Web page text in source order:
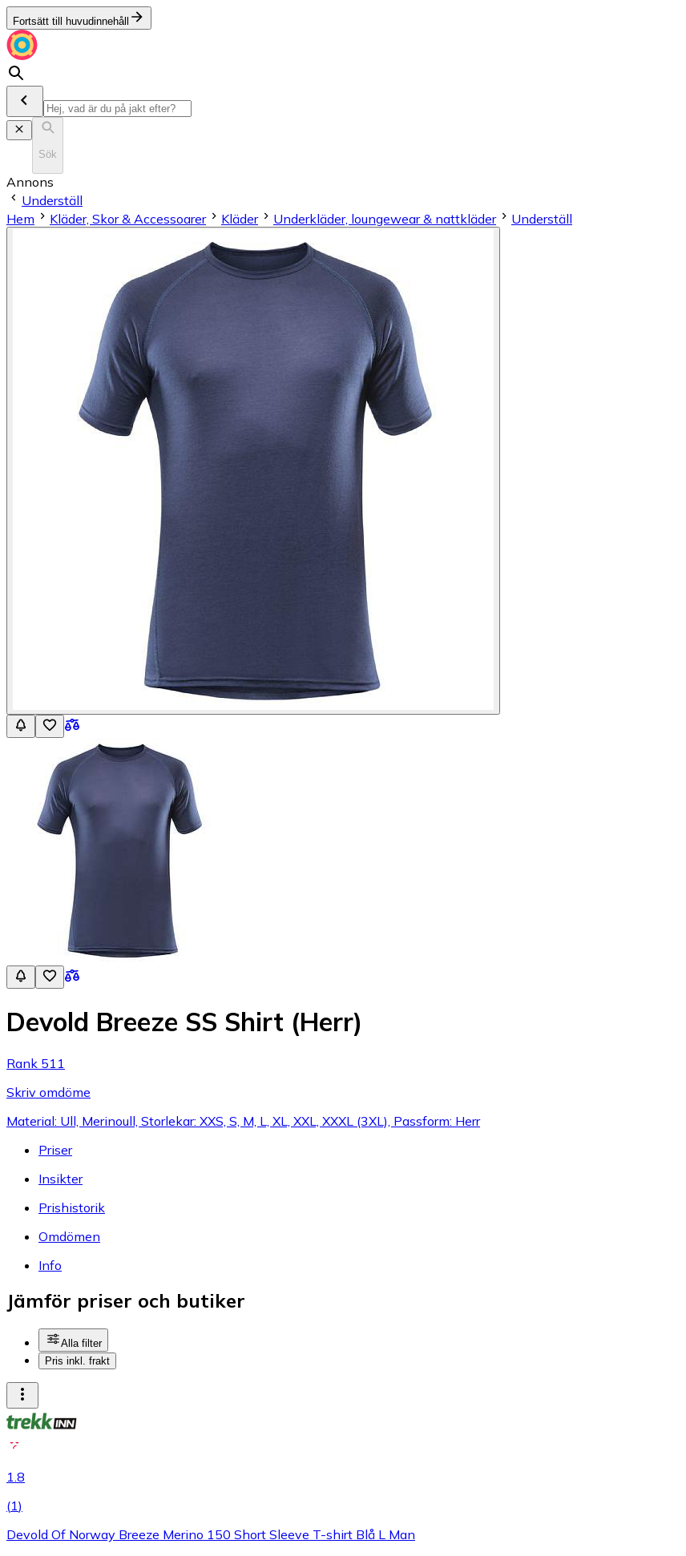
Fortsätt till huvudinnehåll
Sök
Annons
Underställ
Hem
Kläder, Skor & Accessoarer Kläder Underkläder, loungewear & nattkläder Underställ
Devold Breeze SS Shirt (Herr)
Rank 511
Skriv omdöme
Material: Ull, Merinoull, Storlekar: XXS, S, M, L, XL, XXL, XXXL (3XL), Passform: Herr
Priser
Insikter
Prishistorik
Omdömen
Info
Jämför priser och butiker
Alla filter
Pris inkl. frakt
1.8
(1)
Devold Of Norway Breeze Merino 150 Short Sleeve T-shirt Blå L Man